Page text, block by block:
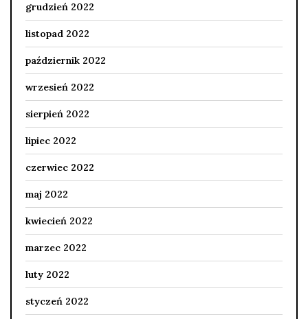
grudzień 2022
listopad 2022
październik 2022
wrzesień 2022
sierpień 2022
lipiec 2022
czerwiec 2022
maj 2022
kwiecień 2022
marzec 2022
luty 2022
styczeń 2022